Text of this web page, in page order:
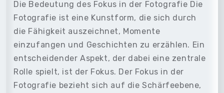
Die Bedeutung des Fokus in der Fotografie Die
Fotografie ist eine Kunstform, die sich durch
die Fähigkeit auszeichnet, Momente
einzufangen und Geschichten zu erzählen. Ein
entscheidender Aspekt, der dabei eine zentrale
Rolle spielt, ist der Fokus. Der Fokus in der
Fotografie bezieht sich auf die Schärfeebene,